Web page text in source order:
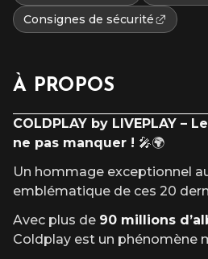
Consignes de sécurité
À PROPOS
COLDPLAY by LIVEPLAY –
ne pas manquer ! 🎤🌍
Un hommage exceptionnel
emblématique de ces 20
Avec plus de 90 millions
Coldplay est un phénomène